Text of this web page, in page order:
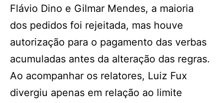
Flávio Dino e Gilmar Mendes, a maioria
dos pedidos foi rejeitada, mas houve
autorização para o pagamento das verbas
acumuladas antes da alteração das regras.
Ao acompanhar os relatores, Luiz Fux
divergiu apenas em relação ao limite